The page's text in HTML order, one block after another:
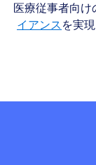
医療従事者向け
イアンス を実